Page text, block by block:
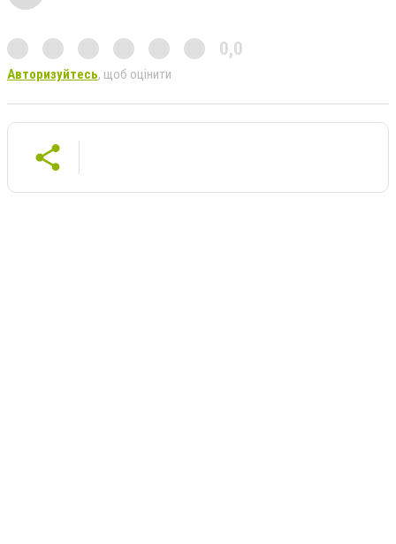
0,0
Авторизуйтесь, щоб оцінити